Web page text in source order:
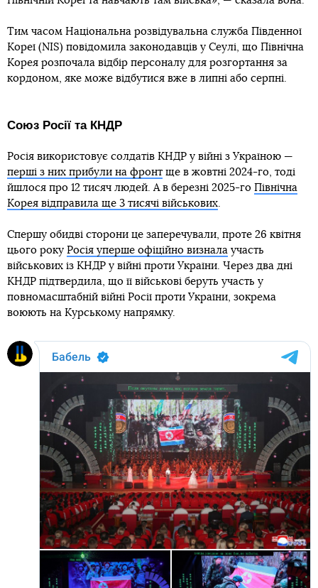
Тим часом Національна розвідувальна служба Південної
Кореї (NIS) повідомила законодавців у Сеулі, що Північна
Корея розпочала відбір персоналу для розгортання за
кордоном, яке може відбутися вже в липні або серпні.
Союз Росії та КНДР
Росія використовує солдатів КНДР у війні з Україною —
перші з них прибули на фронт ще в жовтні 2024-го, тоді
йшлося про 12 тисяч людей. А в березні 2025-го Північна
Корея відправила ще 3 тисячі військових.
Спершу обидві сторони це заперечували, проте 26 квітня
цього року Росія уперше офіційно визнала участь
військових із КНДР у війні проти України. Через два дні
КНДР підтвердила, що її військові беруть участь у
повномасштабній війні Росії проти України, зокрема
воюють на Курському напрямку.